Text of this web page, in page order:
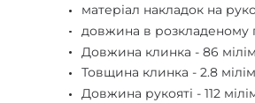
матеріал накладок на
довжина в розкладеному
Довжина клинка - 86
Товщина клинка - 2.8
Довжина рукояті - 112